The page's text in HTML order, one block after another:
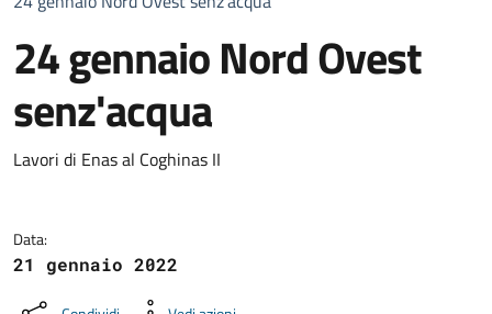
24 gennaio Nord Ovest
senz'acqua
Dettagli della notizia
Lavori di Enas al Coghinas II
Data:
21 gennaio 2022